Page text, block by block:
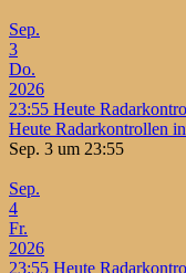
Sep.
3
Do.
2026
23:55 Heute
Heute Radarkontrollen
Sep. 3 um 23:55
Sep.
4
Fr.
2026
23:55 Heute